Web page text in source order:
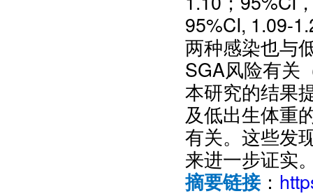
95%CI, 1.09-
两种感染也与
SGA风险有关
本研究的结果
及低出生体重
有关。这些发
来进一步证实
摘要链接：